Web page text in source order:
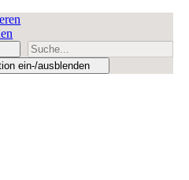
ein-/ausblenden